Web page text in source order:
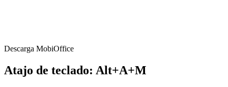
Descarga MobiOffice
Atajo de teclado: Alt+A+M